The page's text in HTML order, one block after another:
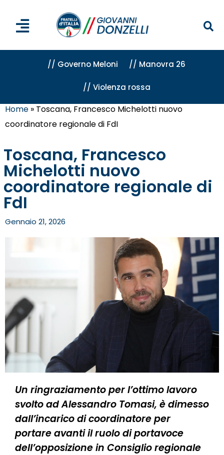
// Governo Meloni // Manovra 26
// Violenza rossa
Home » Toscana, Francesco Michelotti nuovo
coordinatore regionale di FdI
Toscana, Francesco
Michelotti nuovo
coordinatore regionale di
FdI
Gennaio 21, 2026
Un ringraziamento per l’ottimo lavoro
svolto ad Alessandro Tomasi, è dimesso
dall’incarico di coordinatore per
portare avanti il ruolo di portavoce
dell’opposizione in Consiglio regionale